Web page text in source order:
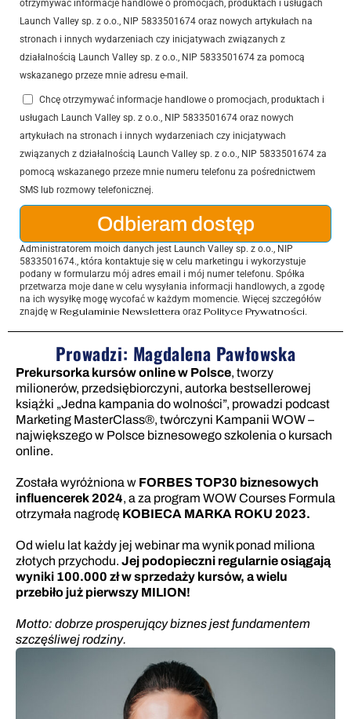
otrzymywać informacje handlowe o promocjach, produktach i usługach
Launch Valley sp. z o.o., NIP 5833501674 oraz nowych artykułach na
stronach i innych wydarzeniach czy inicjatywach związanych z
działalnością Launch Valley sp. z o.o., NIP 5833501674 za pomocą
wskazanego przeze mnie adresu e-mail.
Chcę otrzymywać informacje handlowe o promocjach, produktach i
usługach Launch Valley sp. z o.o., NIP 5833501674 oraz nowych
artykułach na stronach i innych wydarzeniach czy inicjatywach
związanych z działalnością Launch Valley sp. z o.o., NIP 5833501674 za
pomocą wskazanego przeze mnie numeru telefonu za pośrednictwem
SMS lub rozmowy telefonicznej.
Odbieram dostęp
Administratorem moich danych jest Launch Valley sp. z o.o., NIP
5833501674., która kontaktuje się w celu marketingu i wykorzystuje
podany w formularzu mój adres email i mój numer telefonu. Spółka
przetwarza moje dane w celu wysyłania informacji handlowych, a zgodę
na ich wysyłkę mogę wycofać w każdym momencie. Więcej szczegółów
znajdę w Regulaminie Newslettera oraz Polityce Prywatności.
Prowadzi: Magdalena Pawłowska
Prekursorka kursów online w Polsce, tworzy
milionerów, przedsiębiorczyni, autorka bestsellerowej
książki „Jedna kampania do wolności”, prowadzi podcast
Marketing MasterClass®, twórczyni Kampanii WOW –
największego w Polsce biznesowego szkolenia o kursach
online.
Została wyróżniona w FORBES TOP30 biznesowych
influencerek 2024, a za program WOW Courses Formula
otrzymała nagrodę KOBIECA MARKA ROKU 2023.
Od wielu lat każdy jej webinar ma wynik ponad miliona
złotych przychodu. Jej podopieczni regularnie osiągają
wyniki 100.000 zł w sprzedaży kursów, a wielu
przebiło już pierwszy MILION!
Motto: dobrze prosperujący biznes jest fundamentem
szczęśliwej rodziny.